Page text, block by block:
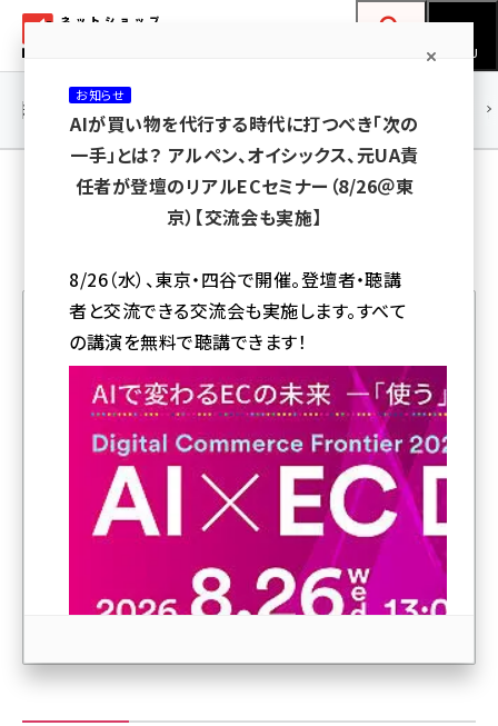
ン
ネットショップ担当者フォーラム
MENU
yahoo (1910)
楽天 (1878)
アスクル (1126)
base (1085)
ビィ・フォアード (786)
revico (746)
連載・特集 |
「Pinterest」ビジネスアカウントの活用法
人気記事ランキング
世界4.5億人が使う「Pinterest」をビジネスで活用する
メリット＆ソーシャルメディアと違う特徴とは
世界4億人超が使う「Pinterest」の最新情報＆EC事業
者が押さえておきたいショッピング機能を解説
この人気記事ランキングをもっと見る
お知らせ
AIが買い物を代行する時代に打つべき「次の
一手」とは？ アルペン、オイシックス、元UA責
任者が登壇のリアルECセミナー（8/26＠東
京）【交流会も実施】
8/26（水）、東京・四谷で開催。登壇者・聴講
者と交流できる交流会も実施します。すべて
の講演を無料で聴講できます！